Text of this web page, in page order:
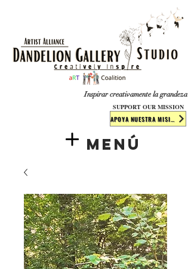
​​​Inspirar creativamente la grandeza
Menú
SUPPORT OUR MISSION